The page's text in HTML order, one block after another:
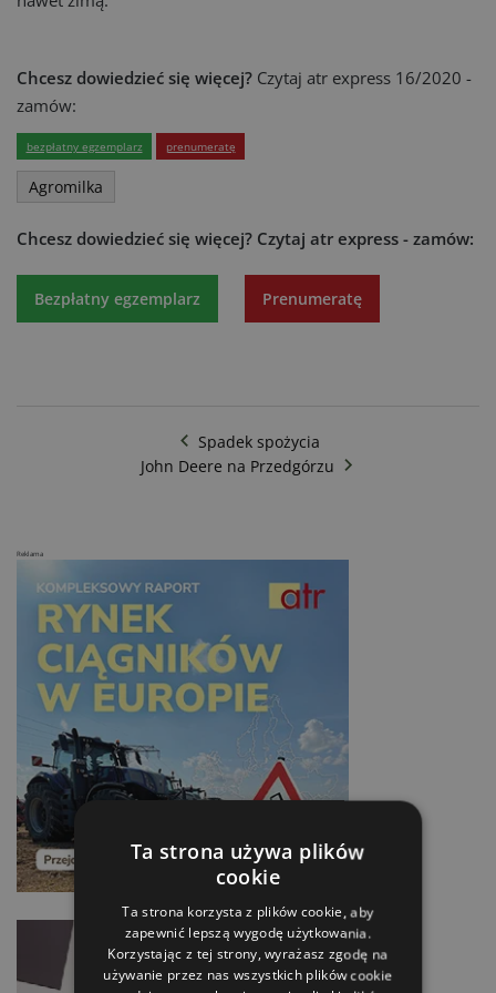
Chcesz dowiedzieć się więcej? Czytaj atr express 16/2020 -
zamów:
bezpłatny egzemplarz prenumeratę
Agromilka
Chcesz dowiedzieć się więcej? Czytaj atr express - zamów:
Bezpłatny egzemplarz Prenumeratę
Spadek spożycia
John Deere na Przedgórzu
Reklama
Ta strona używa plików
cookie
Ta strona korzysta z plików cookie, aby
zapewnić lepszą wygodę użytkowania.
Korzystając z tej strony, wyrażasz zgodę na
używanie przez nas wszystkich plików cookie